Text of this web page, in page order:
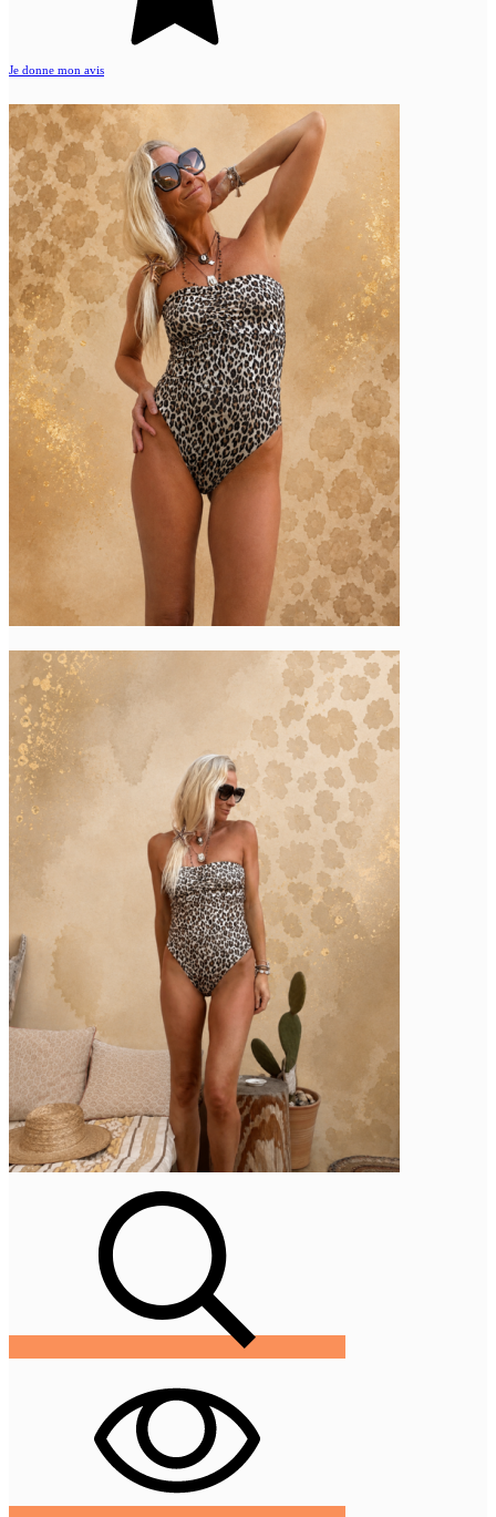
Je donne mon avis